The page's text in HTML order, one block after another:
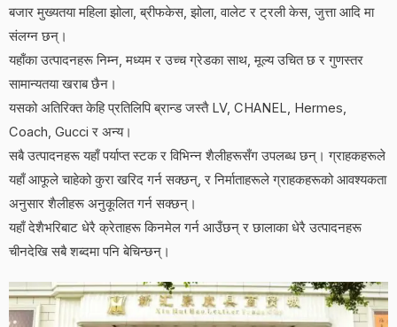
बजार मुख्यतया महिला झोला, ब्रीफकेस, झोला, वालेट र ट्रली केस, जुत्ता आदि मा
संलग्न छन्।
यहाँका उत्पादनहरू निम्न, मध्यम र उच्च ग्रेडका साथ, मूल्य उचित छ र गुणस्तर
सामान्यतया खराब छैन।
यसको अतिरिक्त केहि प्रतिलिपि ब्रान्ड जस्तै LV, CHANEL, Hermes,
Coach, Gucci र अन्य।
सबै उत्पादनहरू यहाँ पर्याप्त स्टक र विभिन्न शैलीहरूसँग उपलब्ध छन्। ग्राहकहरूले
यहाँ आफूले चाहेको कुरा खरिद गर्न सक्छन्, र निर्माताहरूले ग्राहकहरूको आवश्यकता
अनुसार शैलीहरू अनुकूलित गर्न सक्छन्।
यहाँ देशैभरिबाट धेरै क्रेताहरू किनमेल गर्न आउँछन् र छालाका धेरै उत्पादनहरू
चीनदेखि सबै शब्दमा पनि बेचिन्छन्।